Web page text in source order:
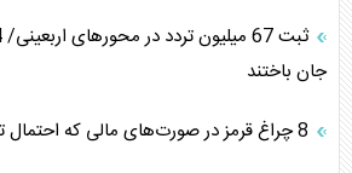
جان باختند